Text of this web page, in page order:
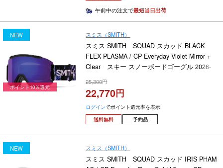
午前中の注文で最短当日出荷
NEW スミス（SMITH）
スミス SMITH SQUAD スカッド BLACK
FLEX PLASMA / CP Everyday Violet Mirror +
Clear スキー スノーボードゴーグル 2026-
25,300
22,770
ログインでポイント還元率を表示
送料無料
予約品
ポイント10％還元
NEW スミス（SMITH）
スミス SMITH SQUAD スカッド IRIS PHAM